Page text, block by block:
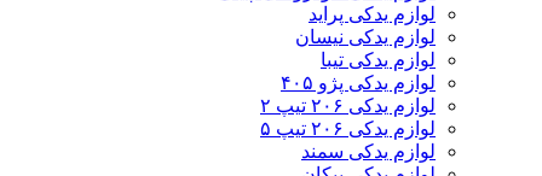
لوازم یدکی پراید
لوازم یدکی نیسان
لوازم یدکی تیبا
لوازم یدکی پژو ۴۰۵
لوازم یدکی ۲۰۶ تیپ ۲
لوازم یدکی ۲۰۶ تیپ ۵
لوازم یدکی سمند